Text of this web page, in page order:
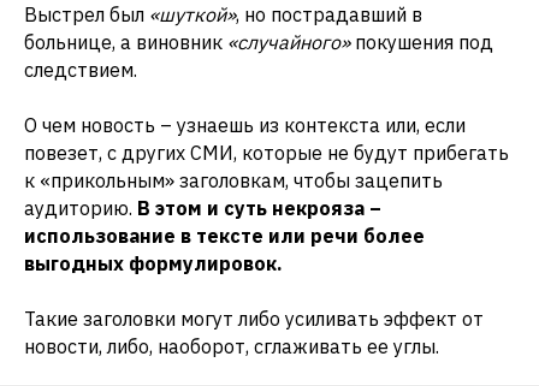
Выстрел был «шуткой», но пострадавший в
больнице, а виновник «случайного»покушения под
следствием.
О чем новость – узнаешь из контекста или, если
повезет, с других СМИ, которые не будут прибегать
к «прикольным» заголовкам, чтобы зацепить
аудиторию. В этом и суть некрояза –
использование в тексте или речи более
выгодных формулировок.
Такие заголовки могут либо усиливать эффект от
новости, либо, наоборот, сглаживать ее углы.